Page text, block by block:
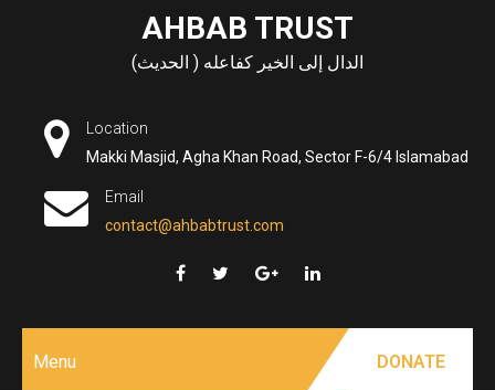
AHBAB TRUST
الدال إلى الخير كفاعله ( الحديث)
Location
Makki Masjid, Agha Khan Road, Sector F-6/4 Islamabad
Email
contact@ahbabtrust.com
Menu DONATE